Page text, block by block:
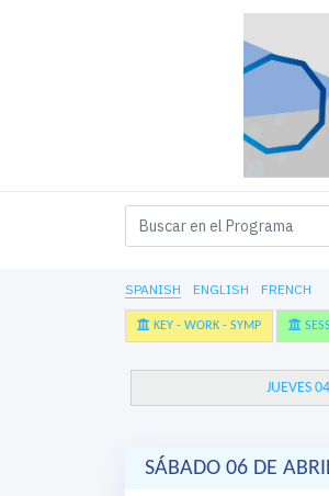
SPANISH ENGLISH FRENCH
KEY - WORK - SYMP
JUEVES
SÁBADO 06 DE